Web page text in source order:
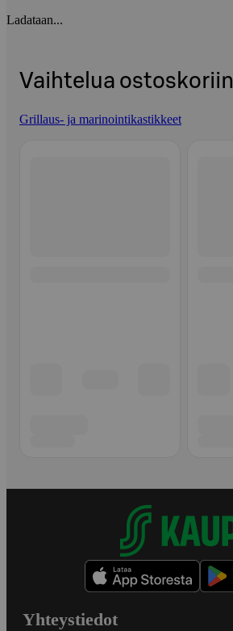
Ladataan...
Vaihtelua ostoskoriin
Grillaus- ja marinointikastikkeet
Yhteystiedot